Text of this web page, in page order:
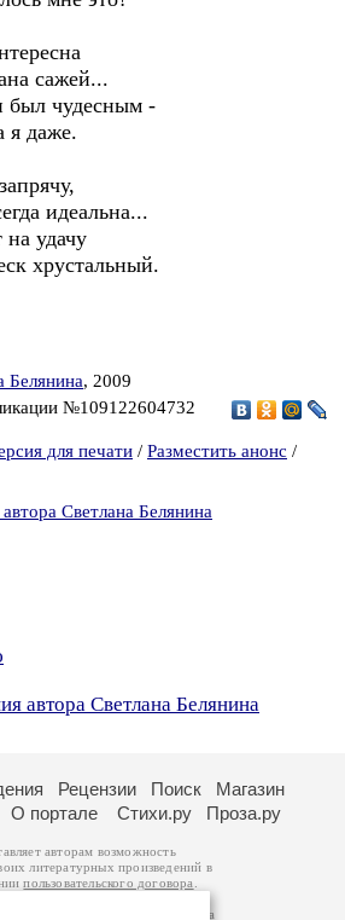
сажей...
был чудесным -
я даже.
идеальна...
на удачу
хрустальный.
Белянина, 2009
№109122604732
для печати / Разместить анонс /
Светлана Белянина
автора Светлана Белянина
Рецензии Поиск
Магазин
О портале Стихи.ру Проза.ру
авторам возможность
литературных произведений в
пользовательского договора
принадлежат авторам
произведений возможна